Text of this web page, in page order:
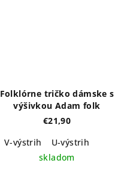
Folklórne tričko dámske s
výšivkou Adam folk
€21,90
V-výstrih
U-výstrih
skladom